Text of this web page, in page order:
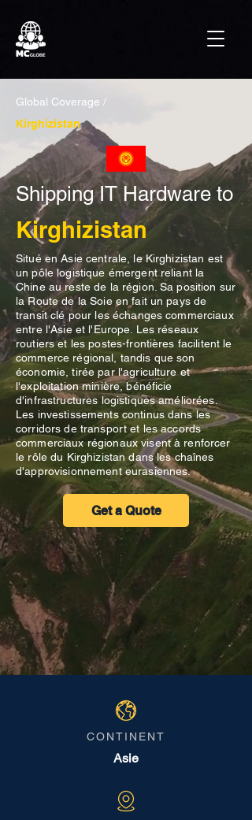
Global Coverage /
Kirghizistan
Shipping IT Hardware to
Kirghizistan
Situé en Asie centrale, le Kirghizistan est
un pôle logistique émergent reliant la
Chine au reste de la région. Sa position sur
la Route de la Soie en fait un pays de
transit clé pour les échanges commerciaux
entre l'Asie et l'Europe. Les réseaux
routiers et les postes-frontières facilitent le
commerce régional, tandis que son
économie, tirée par l'agriculture et
l'exploitation minière, bénéficie
d'infrastructures logistiques améliorées.
Les investissements continus dans les
corridors de transport et les accords
commerciaux régionaux visent à renforcer
le rôle du Kirghizistan dans les chaînes
d'approvisionnement eurasiennes.
Get a Quote
CONTINENT
Asie